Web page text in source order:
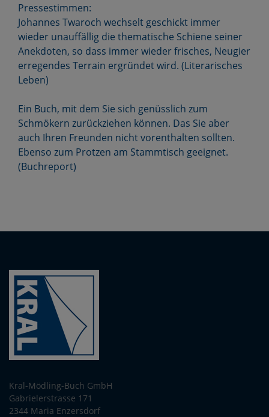
Pressestimmen:
Johannes Twaroch wechselt geschickt immer
wieder unauffällig die thematische Schiene seiner
Anekdoten, so dass immer wieder frisches, Neugier
erregendes Terrain ergründet wird. (Literarisches
Leben)
Ein Buch, mit dem Sie sich genüsslich zum
Schmökern zurückziehen können. Das Sie aber
auch Ihren Freunden nicht vorenthalten sollten.
Ebenso zum Protzen am Stammtisch geeignet.
(Buchreport)
Kral-Mödling-Buch GmbH
Gabrielerstrasse 171
2344 Maria Enzersdorf